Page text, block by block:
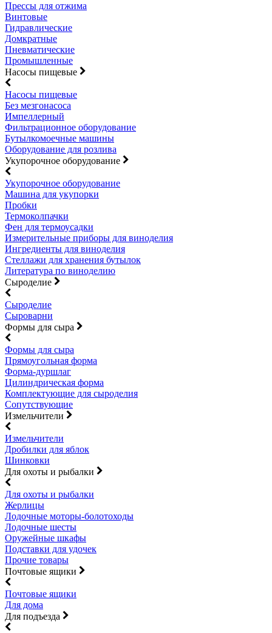
Прессы для отжима
Винтовые
Гидравлические
Домкратные
Пневматические
Промышленные
Насосы пищевые
Насосы пищевые
Без мезгонасоса
Импеллерный
Фильтрационное оборудование
Бутылкомоечные машины
Оборудование для розлива
Укупорочное оборудование
Укупорочное оборудование
Машина для укупорки
Пробки
Термоколпачки
Фен для термоусадки
Измерительные приборы для виноделия
Ингредиенты для виноделия
Стеллажи для хранения бутылок
Литература по виноделию
Сыроделие
Сыроделие
Сыроварни
Формы для сыра
Формы для сыра
Прямоугольная форма
Форма-дуршлаг
Цилиндрическая форма
Комплектующие для сыроделия
Сопутствующие
Измельчители
Измельчители
Дробилки для яблок
Шинковки
Для охоты и рыбалки
Для охоты и рыбалки
Жерлицы
Лодочные моторы-болотоходы
Лодочные шесты
Оружейные шкафы
Подставки для удочек
Прочие товары
Почтовые ящики
Почтовые ящики
Для дома
Для подъезда